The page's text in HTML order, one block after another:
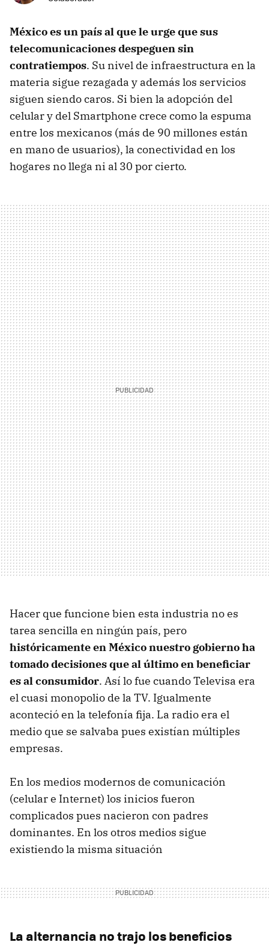
México es un país al que le urge que sus
telecomunicaciones despeguen sin
contratiempos. Su nivel de infraestructura en la
materia sigue rezagada y además los servicios
siguen siendo caros. Si bien la adopción del
celular y del Smartphone crece como la espuma
entre los mexicanos (más de 90 millones están
en mano de usuarios), la conectividad en los
hogares no llega ni al 30 por cierto.
Hacer que funcione bien esta industria no es
tarea sencilla en ningún país, pero
históricamente en México nuestro gobierno ha
tomado decisiones que al último en beneficiar
es al consumidor. Así lo fue cuando Televisa era
el cuasi monopolio de la TV. Igualmente
aconteció en la telefonía fija. La radio era el
medio que se salvaba pues existían múltiples
empresas.
En los medios modernos de comunicación
(celular e Internet) los inicios fueron
complicados pues nacieron con padres
dominantes. En los otros medios sigue
existiendo la misma situación
La alternancia no trajo los beneficios